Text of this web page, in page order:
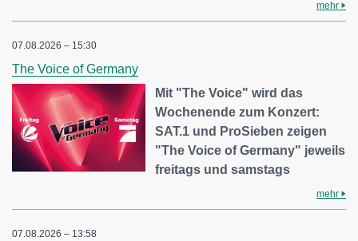
mehr
07.08.2026 – 15:30
The Voice of Germany
Mit "The Voice" wird das
Wochenende zum Konzert:
SAT.1 und ProSieben zeigen
"The Voice of Germany" jeweils
freitags und samstags
mehr
07.08.2026 – 13:58